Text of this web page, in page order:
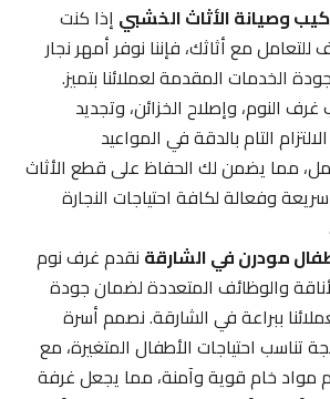
وصيانة الأثاث الخشبيإذا كنت
مع أثاثك، فإننا نوفر أمهر نجار
الخدمات المقدمة لعملائنا بتميز.
وإصلاح الخزائن، وتجديد
التام بالدقة في المواعيد
مما يضمن لك الحفاظ على قطع الأثاث
وفعالة لكافة احتياجات النجارة
مودرن في الشارقةنقدم غرف نوم
والوظائف المتعددة لضمان جودة
ببراعة في الشارقة. نصمم أسرة
احتياجات الأطفال المتغيرة، مع
مواد خام قوية وآمنة، مما يجعل غرفة